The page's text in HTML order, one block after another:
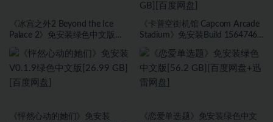
《冰宫之外2 Beyond the Ice
Palace 2》免安装绿色中文版
《卡普空街机馆 Capcom Arcade
Stadium》免安装Build 15647467
《怦然心动的她们》免安装
《恋爱单选题》免安装绿色中文